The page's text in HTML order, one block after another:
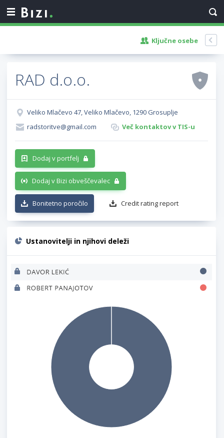
Ključne osebe
RAD d.o.o.
Veliko Mlačevo 47, Veliko Mlačevo, 1290 Grosuplje
radstoritve@gmail.com
Več kontaktov v TIS-u
Dodaj v portfelj
Dodaj v Bizi obveščevalec
Bonitetno poročilo Credit rating report
Ustanovitelji in njihovi deleži